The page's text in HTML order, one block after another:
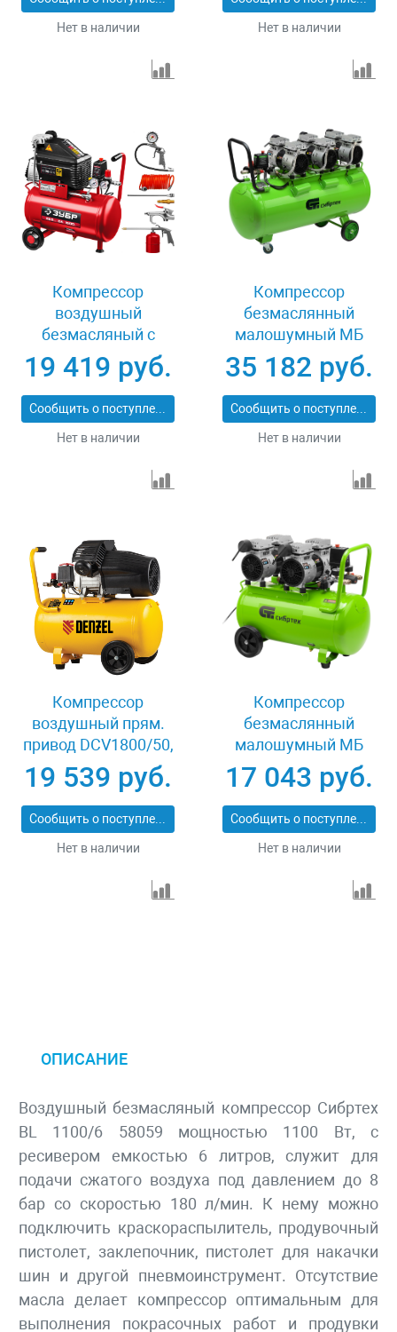
Нет в наличии Нет в наличии
Компрессор
воздушный
безмасляный с
набором аксессуаров
Зубр КП-200-24 Н6
19 419 руб.
Сообщить о поступлении
Нет в наличии
Компрессор
безмаслянный
малошумный МБ
2250/100, 2250 Вт,
100л, 400 л/мин
Сибртех 58008
35 182 руб.
Сообщить о поступлении
Нет в наличии
Компрессор
воздушный прям.
привод DCV1800/50,
1,8 кВт, 50 литров,
320 л/мин Denzel
58168
19 539 руб.
Сообщить о поступлении
Нет в наличии
Компрессор
безмаслянный
малошумный МБ
2000/50, 2000 Вт, 50л,
300 л/мин Сибртех
58007
17 043 руб.
Сообщить о поступлении
Нет в наличии
ОПИСАНИЕ
Воздушный безмасляный компрессор Сибртех
BL 1100/6 58059 мощностью 1100 Вт, с
ресивером емкостью 6 литров, служит для
подачи сжатого воздуха под давлением до 8
бар со скоростью 180 л/мин. К нему можно
подключить краскораспылитель, продувочный
пистолет, заклепочник, пистолет для накачки
шин и другой пневмоинструмент. Отсутствие
масла делает компрессор оптимальным для
выполнения покрасочных работ и продувки